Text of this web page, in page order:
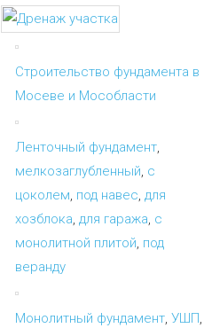
Строительство фундамента в
Мосеве и Мособласти
Ленточный фундамент,
мелкозаглубленный, с
цоколем, под навес, для
хозблока, для гаража, с
монолитной плитой, под
веранду
Монолитный фундамент, УШП,